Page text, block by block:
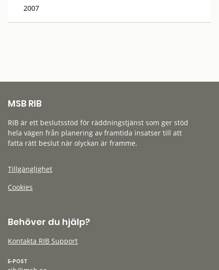
2007
MSB RIB
RIB är ett beslutsstöd för räddningstjänst som ger stöd
hela vägen från planering av framtida insatser till att
fatta rätt beslut när olyckan är framme.
Tillgänglighet
Cookies
Behöver du hjälp?
Kontakta RIB Support
E-POST